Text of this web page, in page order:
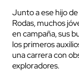
Junto a ese hijo
Rodas, muchos
en campaña, sus
los primeros
una carrera con
exploradores.